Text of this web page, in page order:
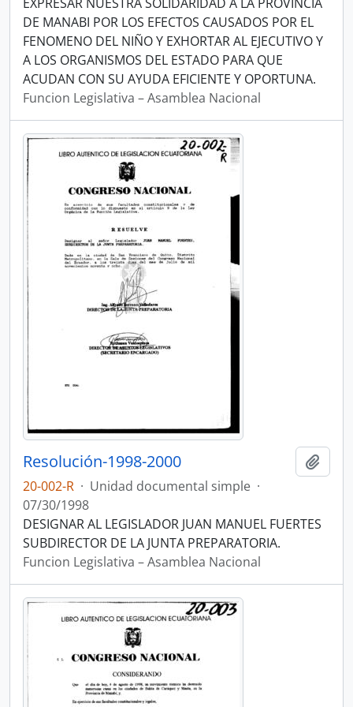
DE MANABI POR LOS EFECTOS CAUSADOS POR EL
FENOMENO DEL NIÑO Y EXHORTAR AL EJECUTIVO Y
A LOS ORGANISMOS DEL ESTADO PARA QUE
ACUDAN CON SU AYUDA EFICIENTE Y OPORTUNA.
Funcion Legislativa – Asamblea Nacional
Resolución-1998-2000
20-002-R · Unidad documental simple ·
07/30/1998
DESIGNAR AL LEGISLADOR JUAN MANUEL FUERTES
SUBDIRECTOR DE LA JUNTA PREPARATORIA.
Funcion Legislativa – Asamblea Nacional